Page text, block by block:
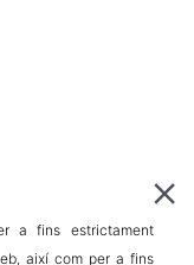
a fins estrictament
així com per a fins